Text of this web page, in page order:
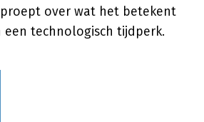
over wat het betekent
een technologisch tijdperk.